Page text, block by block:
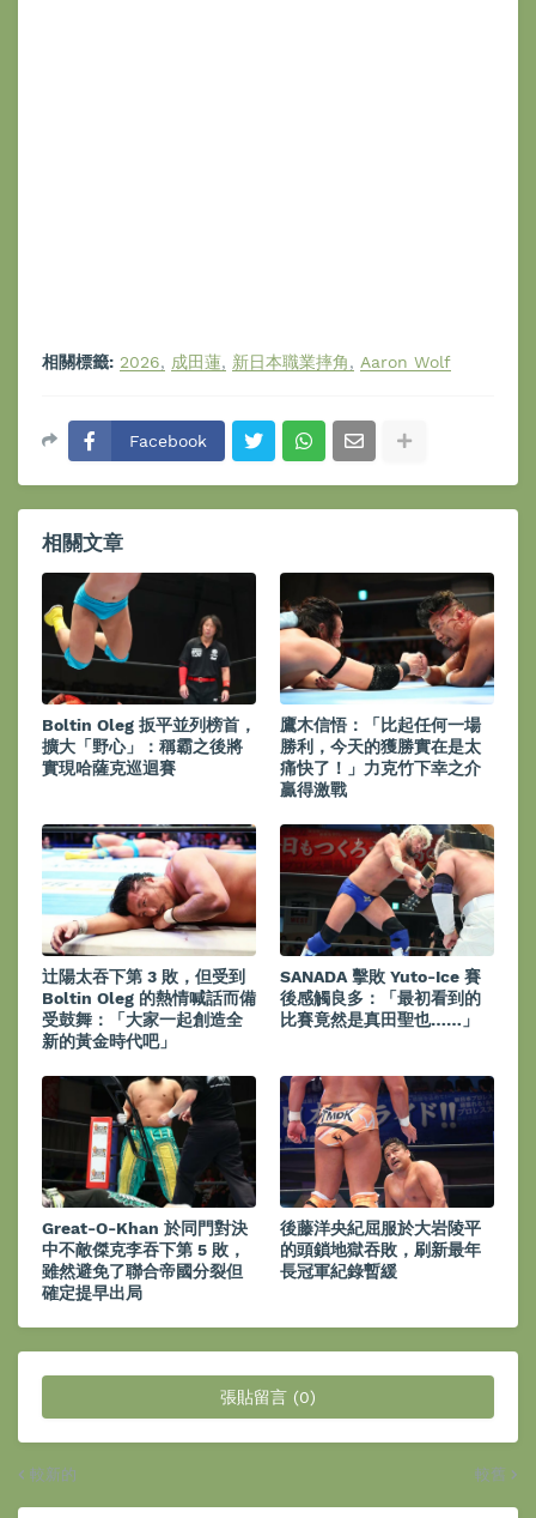
相關標籤: 2026 成田蓮 新日本職業摔角 Aaron Wolf
Facebook
相關文章
Boltin Oleg 扳平並列榜首，
擴大「野心」：稱霸之後將
實現哈薩克巡迴賽
鷹木信悟：「比起任何一場
勝利，今天的獲勝實在是太
痛快了！」力克竹下幸之介
贏得激戰
辻陽太吞下第 3 敗，但受到
Boltin Oleg 的熱情喊話而備
受鼓舞：「大家一起創造全
新的黃金時代吧」
SANADA 擊敗 Yuto-Ice 賽
後感觸良多：「最初看到的
比賽竟然是真田聖也……」
Great-O-Khan 於同門對決
中不敵傑克李吞下第 5 敗，
雖然避免了聯合帝國分裂但
確定提早出局
後藤洋央紀屈服於大岩陵平
的頭鎖地獄吞敗，刷新最年
長冠軍紀錄暫緩
張貼留言 (0)
較新的 較舊